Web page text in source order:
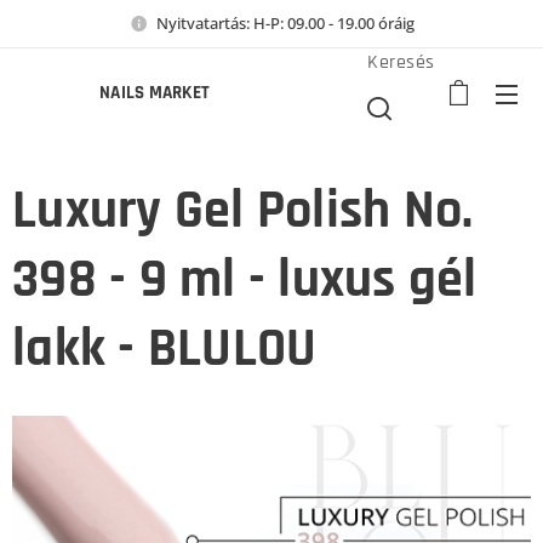
Nyitvatartás: H-P: 09.00 - 19.00 óráig
NAILS MARKET
Keresés
Luxury Gel Polish No.
398 - 9 ml - luxus gél
lakk - BLULOU